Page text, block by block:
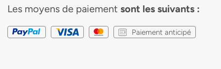
Les moyens de paiement sont les suivants :
Paiement anticipé